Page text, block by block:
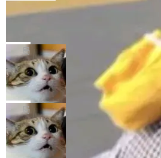
由中关村智联软件服务业质量创新联盟主
“智构可信·质创未来——AI原生时代的质
式”为主题，直面AI从实验室走向规模化
的核心质量命题。会上，《2026智能研
工具选型手册》发布，Testin云测的
nt智能测试系统入选AI测试领域代表产
O而言，这提示了一个转变：AI测试正
工具升级为企业的质量基础设施。 CIO
现实 过去两年，CIO们的焦虑清单上多
一是如何让大模型和智能体应用安全地
向生产，二是如何让测试团队跟得上AI
让非法状态不可表示：一篇关于 ADT
有一种东西，一旦用过就回不去了。
eev 管它叫"软件设计的基石"。 他说的
鲜——代数数据类型（ADT），尤其是
（sum type）。但他说清楚了一件事：
型系统的学术体操，是日常编码的思维
章从一个简单的例子切入。一个网站的
设置，如果用布尔值 + 可空字段来表
ean 表示是否可切换，nullable 的默认
色方案、深色方案——会产生大量无意
局
Cloudflare 开源内部企业 AI 平台
dflare OS
Cloudflare 发布了一个开源项目
S。如果你只看官方博客，你会觉得这
个"AI 知识库 + 聊天机器人"——每个大
做，没什么新鲜的。 但 Kenton Varda
r 上把事情说清楚了： 今天我们发布了
局
Deno 团队开源 Celld，可自托管的
布式 Durable Objects
Ryan Dahl 领导的 Deno 团队推出了最